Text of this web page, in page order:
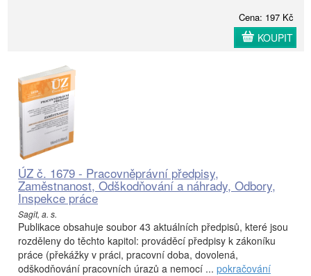
Cena: 197 Kč
KOUPIT
ÚZ č. 1679 - Pracovněprávní předpisy,
Zaměstnanost, Odškodňování a náhrady, Odbory,
Inspekce práce
Sagit, a. s.
Publikace obsahuje soubor 43 aktuálních předpisů, které jsou
rozděleny do těchto kapitol: prováděcí předpisy k zákoníku
práce (překážky v práci, pracovní doba, dovolená,
odškodňování pracovních úrazů a nemocí ... pokračování